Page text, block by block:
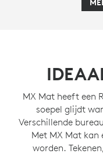
MX Mat heeft een
soepel glijdt
Verschillende
Met MX Mat kan
worden.